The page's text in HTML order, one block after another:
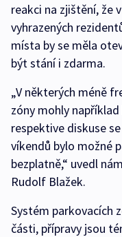
reakci na zjištění, že
vyhrazených
místa by se měla
být stání i zdarma.
„V některých méně
zóny mohly
respektive diskuse
víkendů bylo možné
bezplatně,“ uvedl
Rudolf Blažek.
Systém parkovacích
části, přípravy jsou